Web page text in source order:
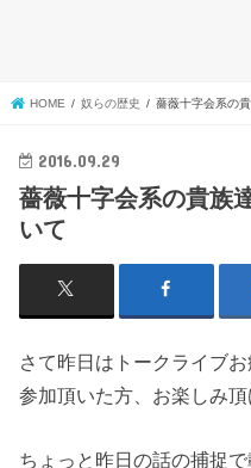
HOME 奴らの歴史 薔薇十字会系の
2016.09.29
薔薇十字会系の貴族
いて
さて昨日はトークライブお
参加頂いた方、お楽しみ頂
ちょっと昨日の話の捕捉で